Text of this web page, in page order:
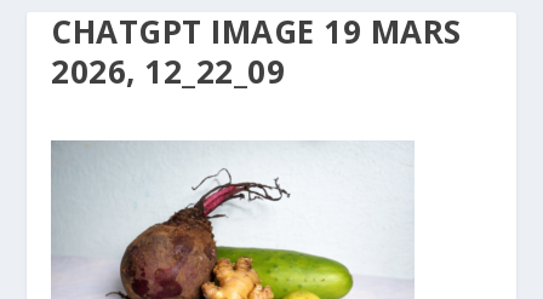
CHATGPT IMAGE 19 MARS
2026, 12_22_09